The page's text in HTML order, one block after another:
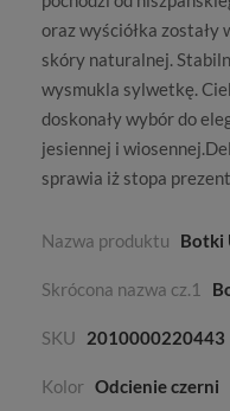
oraz wyściółka zostały
skóry naturalnej.
wysmukla sylwetkę.
doskonały wybór do
jesiennej i
sprawia iż stopa
Nazwa produktu Botki
Skrócona nazwa cz.1
SKU 2010000220443
Kolor Odcienie czerni